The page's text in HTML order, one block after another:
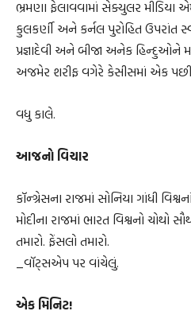
ભ્રમણા ફેલાવવામાં સેક્યુલર
કુલકર્ણી અને કર્નલ પુરોહિત ઉપરાંત
પ્રજ્ઞાદેવી અને બીજા અનેક હિન્દુઓને
અજમેર શરીફ વગેરે કેસીસમાં એક
વધુ કાલે.
આજનો વિચાર
કૉન્ગ્રેસના રાજમાં સોનિયા ગાંધી
મોદીના રાજમાં ભારત વિશ્વનો ચોથો
તમારો. ફેંસલો તમારો.
_વૉટ્સએપ પર વાંચેલું.
એક મિનિટ!